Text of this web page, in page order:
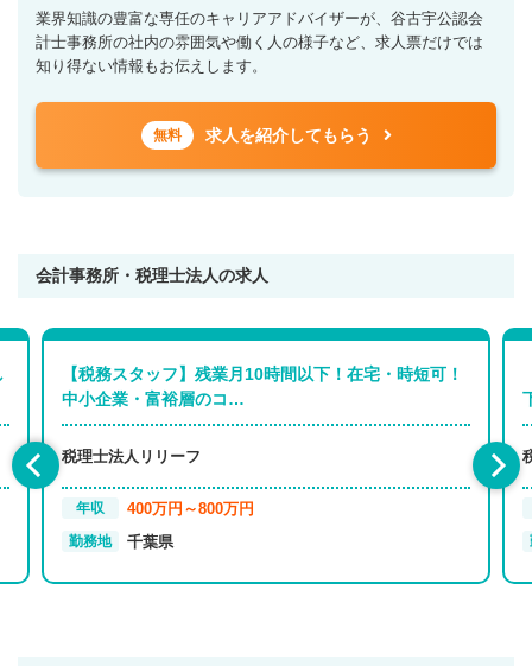
業界知識の豊富な専任のキャリアアドバイザーが、谷古宇公認会
計士事務所の社内の雰囲気や働く人の様子など、求人票だけでは
知り得ない情報もお伝えします。
無料 求人を紹介してもらう
会計事務所・税理士法人の求人
【税務スタッフ】残業月10時間以下！在宅・時短可！
中小企業・富裕層のコ…
税理士法人リリーフ
年収 400万円～800万円
勤務地 千葉県